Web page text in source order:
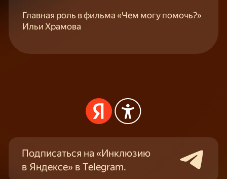
Главная роль в фильма «Чем могу помочь?»
Ильи Храмова
Подписаться на «Инклюзию
в Яндексе» в Telegram.